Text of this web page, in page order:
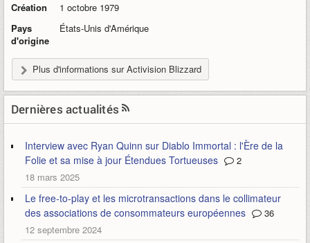
Création
1 octobre 1979
Pays
d'origine
États-Unis d'Amérique
Plus d'informations sur Activision Blizzard
Dernières actualités
Interview avec Ryan Quinn sur Diablo Immortal : l'Ère de la
Folie et sa mise à jour Étendues Tortueuses
2
18 mars 2025
Le free-to-play et les microtransactions dans le collimateur
des associations de consommateurs européennes
36
12 septembre 2024